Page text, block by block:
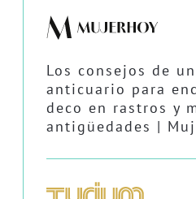
Los consejos de
anticuario para
deco en rastros y
antigüedades |